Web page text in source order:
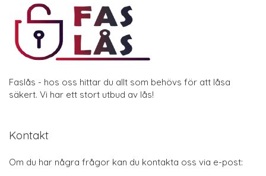
Faslås - hos oss hittar du allt som behövs för att låsa
säkert. Vi har ett stort utbud av lås!
Kontakt
Om du har några frågor kan du kontakta oss via e-post: